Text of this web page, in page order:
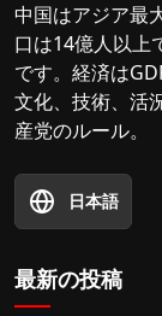
中国はアジア最
口は14億人以上
です。経済は
文化、技術、活
産党のルール。
日本語
最新の投稿